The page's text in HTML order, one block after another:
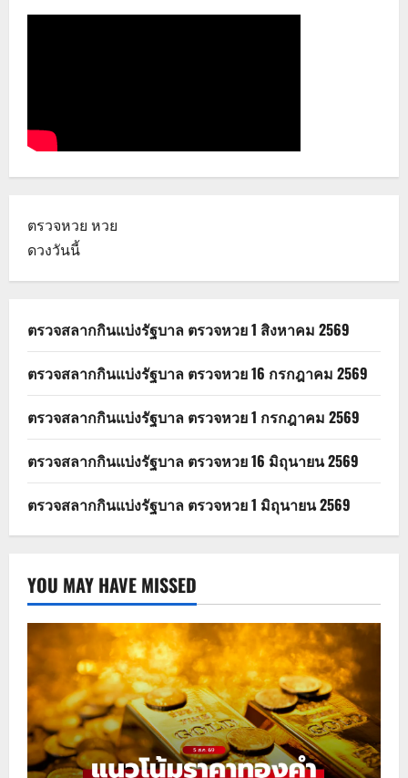
ตรวจหวย หวย
ดวงวันนี้
ตรวจสลากกินแบ่งรัฐบาล ตรวจหวย 1 สิงหาคม 2569
ตรวจสลากกินแบ่งรัฐบาล ตรวจหวย 16 กรกฎาคม 2569
ตรวจสลากกินแบ่งรัฐบาล ตรวจหวย 1 กรกฎาคม 2569
ตรวจสลากกินแบ่งรัฐบาล ตรวจหวย 16 มิถุนายน 2569
ตรวจสลากกินแบ่งรัฐบาล ตรวจหวย 1 มิถุนายน 2569
YOU MAY HAVE MISSED